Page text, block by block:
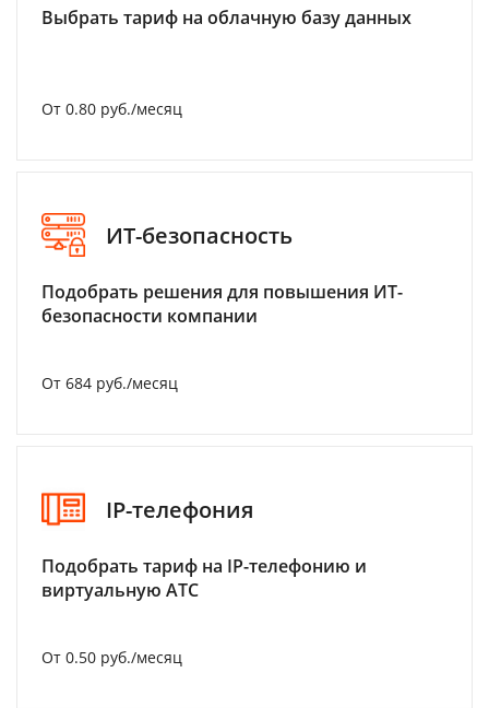
Выбрать тариф на облачную базу данных
От 0.80 руб./месяц
ИТ-безопасность
Подобрать решения для повышения ИТ-
безопасности компании
От 684 руб./месяц
IP-телефония
Подобрать тариф на IP-телефонию и
виртуальную АТС
От 0.50 руб./месяц